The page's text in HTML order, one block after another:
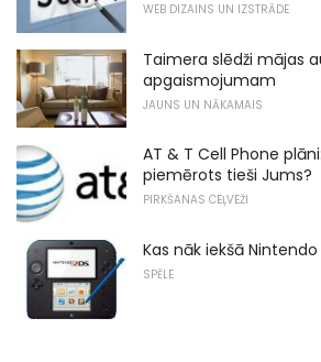
WEB DIZAINS UN IZSTRĀDE
Taimera slēdži mājas
apgaismojumam
JAUNS UN NĀKAMAIS
AT & T Cell Phone
piemērots tieši Jums?
PIRKŠANAS CEĻVEŽI
Kas nāk iekšā Nintendo
SPĒLE